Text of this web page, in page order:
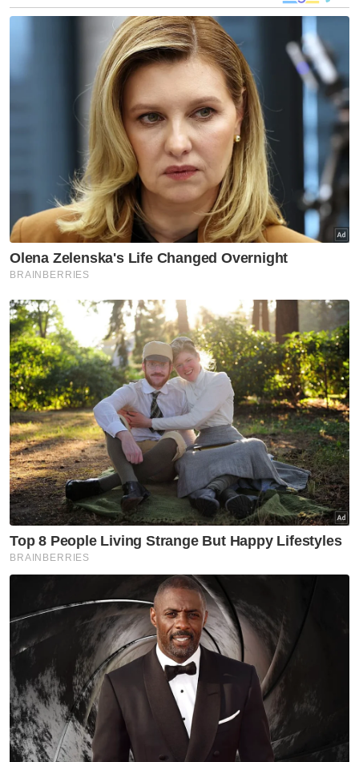
Indonesia, menghentikan amalan militerisme,
memperkukuh masyarakat sivil, mengambil
langkah strategik bagi menstabilkan nilai
rupiah serta menjamin ketahanan ekonomi
Selain itu, mahasiswa menuntut hak
pendidikan yang lebih inklusif, berkualiti dan
mampu diakses semua lapisan masyarakat,
selain menilai semula kenaikan harga bahan
api yang didakwa terus membebankan
rakyat.
Himpunan lain di Jakarta turut disertai
gabungan pelbagai organisasi mahasiswa
termasuk PMII, GMNI, FAM UI, HMI dan BEM
Universitas Trisakti, manakala satu lagi
demonstrasi dijadual berlangsung di hadapan
bangunan DPR/MPR RI.
Bagi mengawal keadaan, seramai 5,955
anggota polis gabungan daripada Polda
Metro Jaya, Polres Jakarta Pusat dan
beberapa balai polis dikerahkan ke lokasi-
lokasi berkaitan.